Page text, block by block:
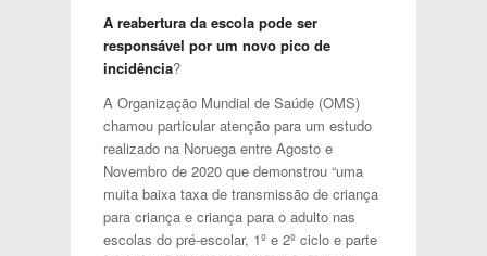
A reabertura da escola pode ser
responsável por um novo pico de
incidência?
A Organização Mundial de Saúde (OMS)
chamou particular atenção para um estudo
realizado na Noruega entre Agosto e
Novembro de 2020 que demonstrou “uma
muita baixa taxa de transmissão de criança
para criança e criança para o adulto nas
escolas do pré-escolar, 1º e 2º ciclo e parte